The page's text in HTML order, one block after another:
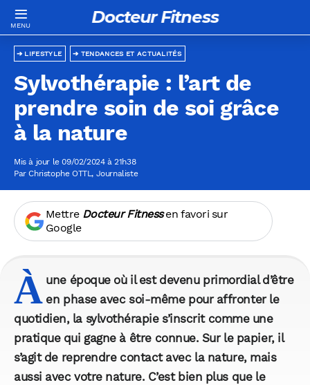
Docteur Fitness
TENDANCES ET ACTUALITÉS
LIFESTYLE
Sylvothérapie : l’art de
prendre soin de soi grâce
à la nature
Mis à jour le 09/02/2024 à 21h38
ParChristophe OTTL, Journaliste
Mettre Docteur Fitnessen favori sur
Google
À une époque où il est devenu primordial d’être
en phase avec soi-même pour affronter le
quotidien, la sylvothérapie s’inscrit comme une
pratique qui gagne à être connue. Sur le papier, il
s’agit de reprendre contact avec la nature, mais
aussi avec votre nature. C’est bien plus que le